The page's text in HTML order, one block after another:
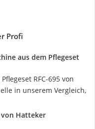
Profi
aus dem Pflegeset
RFC-695 von
in unserem Vergleich,
von Hatteker